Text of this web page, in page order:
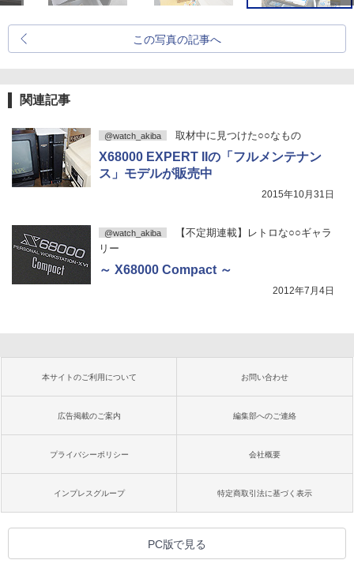
この写真の記事へ
関連記事
@watch_akiba 取材中に見つけた○○なもの
X68000 EXPERT IIの「フルメンテナン
ス」モデルが販売中
2015年10月31日
@watch_akiba
【不定期連載】レトロな○○ギャラ
リー
～ X68000 Compact ～
2012年7月4日
本サイトのご利用について お問い合わせ
広告掲載のご案内 編集部へのご連絡
プライバシーポリシー 会社概要
インプレスグループ 特定商取引法に基づく表示
PC版で見る